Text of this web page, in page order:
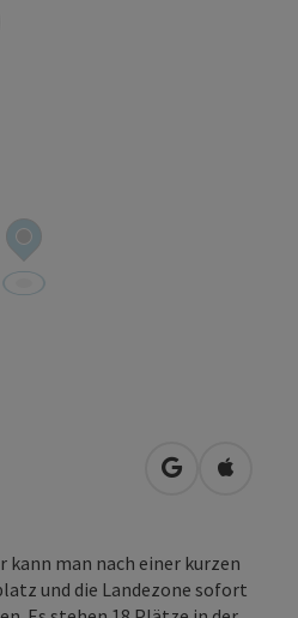
in Google
in
man nach einer kurzen
und die Landezone sofort